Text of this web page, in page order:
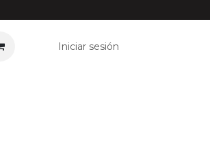
Iniciar sesión